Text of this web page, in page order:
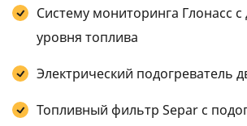
Систему мониторинга Глонасс
уровня топлива
Электрический подогреватель
Топливный фильтр Separ с